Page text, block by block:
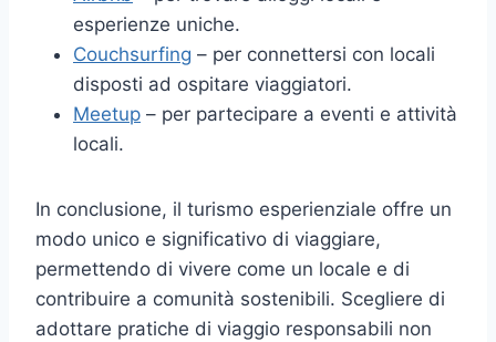
esperienze uniche.
Couchsurfing – per connettersi con locali
disposti ad ospitare viaggiatori.
Meetup – per partecipare a eventi e attività
locali.
In conclusione, il turismo esperienziale offre un
modo unico e significativo di viaggiare,
permettendo di vivere come un locale e di
contribuire a comunità sostenibili. Scegliere di
adottare pratiche di viaggio responsabili non